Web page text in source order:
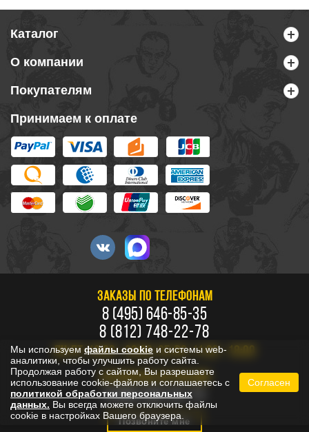
Каталог
О компании
Покупателям
Принимаем к оплате
ЗАКАЗЫ ПО ТЕЛЕФОНАМ
8 (495) 646-85-35
8 (812) 748-22-78
ПН-ПТ: 10:00 - 20:00, СБ-ВС: 11:00 - 18:00
БЕСПЛАТНО ПО РОССИИ
8 800 333-53-73
Позвоните мне
Мы используем файлы cookie и системы web-
аналитики, чтобы улучшить работу сайта.
Продолжая работу с сайтом, Вы разрешаете
использование cookie-файлов и соглашаетесь с
политикой обработки персональных
данных. Вы всегда можете отключить файлы
cookie в настройках Вашего браузера.
Согласен